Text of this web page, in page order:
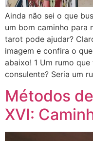
Ainda não sei o que
um bom caminho para
tarot pode ajudar?
imagem e confira o
abaixo! 1 Um rumo
consulente? Seria um
Métodos
XVI: